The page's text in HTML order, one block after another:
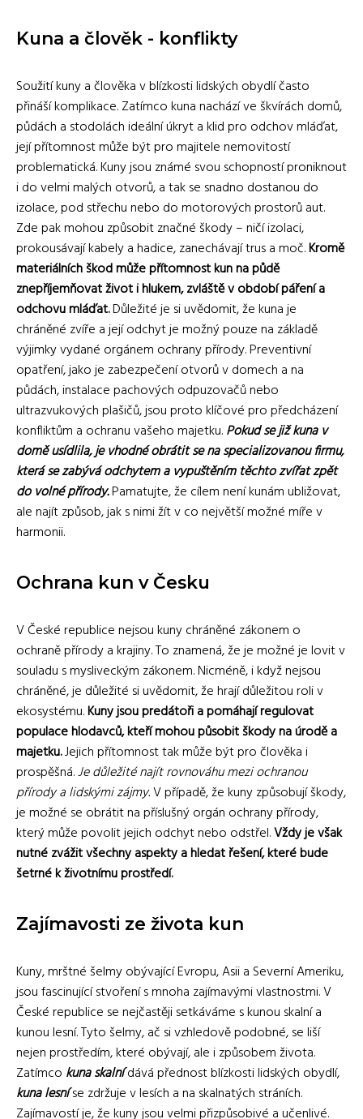
Kuna a člověk - konflikty
Soužití kuny a člověka v blízkosti lidských obydlí často
přináší komplikace. Zatímco kuna nachází ve škvírách domů,
půdách a stodolách ideální úkryt a klid pro odchov mláďat,
její přítomnost může být pro majitele nemovitostí
problematická. Kuny jsou známé svou schopností proniknout
i do velmi malých otvorů, a tak se snadno dostanou do
izolace, pod střechu nebo do motorových prostorů aut.
Zde pak mohou způsobit značné škody – ničí izolaci,
prokousávají kabely a hadice, zanechávají trus a moč.Kromě
materiálních škod může přítomnost kun na půdě
znepříjemňovat život i hlukem, zvláště v období páření a
odchovu mláďat.Důležité je si uvědomit, že kuna je
chráněné zvíře a její odchyt je možný pouze na základě
výjimky vydané orgánem ochrany přírody. Preventivní
opatření, jako je zabezpečení otvorů v domech a na
půdách, instalace pachových odpuzovačů nebo
ultrazvukových plašičů, jsou proto klíčové pro předcházení
konfliktům a ochranu vašeho majetku.Pokud se již kuna v
domě usídlila, je vhodné obrátit se na specializovanou firmu,
která se zabývá odchytem a vypuštěním těchto zvířat zpět
do volné přírody.Pamatujte, že cílem není kunám ubližovat,
ale najít způsob, jak s nimi žít v co největší možné míře v
harmonii.
Ochrana kun v Česku
V České republice nejsou kuny chráněné zákonem o
ochraně přírody a krajiny. To znamená, že je možné je lovit v
souladu s mysliveckým zákonem. Nicméně, i když nejsou
chráněné, je důležité si uvědomit, že hrají důležitou roli v
ekosystému.Kuny jsou predátoři a pomáhají regulovat
populace hlodavců, kteří mohou působit škody na úrodě a
majetku.Jejich přítomnost tak může být pro člověka i
prospěšná.Je důležité najít rovnováhu mezi ochranou
přírody a lidskými zájmy.V případě, že kuny způsobují škody,
je možné se obrátit na příslušný orgán ochrany přírody,
který může povolit jejich odchyt nebo odstřel.Vždy je však
nutné zvážit všechny aspekty a hledat řešení, které bude
šetrné k životnímu prostředí.
Zajímavosti ze života kun
Kuny, mrštné šelmy obývající Evropu, Asii a Severní Ameriku,
jsou fascinující stvoření s mnoha zajímavými vlastnostmi. V
České republice se nejčastěji setkáváme s kunou skalní a
kunou lesní. Tyto šelmy, ač si vzhledově podobné, se liší
nejen prostředím, které obývají, ale i způsobem života.
Zatímco kuna skalnídává přednost blízkosti lidských obydlí,
kuna lesníse zdržuje v lesích a na skalnatých stráních.
Zajímavostí je, že kuny jsou velmi přizpůsobivé a učenlivé.